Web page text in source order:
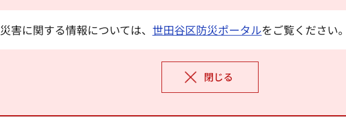
災害に関する情報については、 世田谷区防災ポータルをご覧ください
閉じる